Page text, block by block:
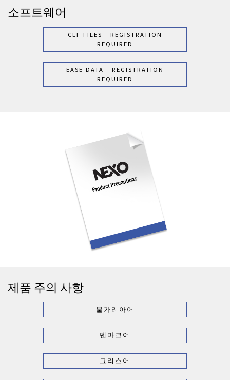
소프트웨어
CLF FILES - REGISTRATION
REQUIRED
EASE DATA - REGISTRATION
REQUIRED
제품 주의 사항
불가리아어
덴마크어
그리스어